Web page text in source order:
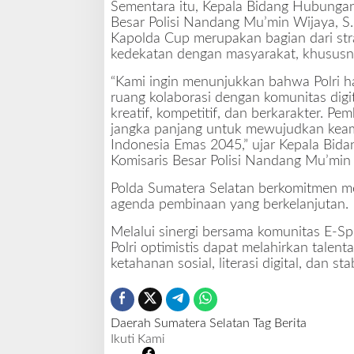
Sementara itu, Kepala Bidang
Besar Polisi Nandang Mu’min Wijaya,
Kapolda Cup merupakan bagian dari
kedekatan dengan masyarakat,
“Kami ingin menunjukkan bahwa Polri
ruang kolaborasi dengan komunitas
kreatif, kompetitif, dan berkarakter.
jangka panjang untuk mewujudkan
Indonesia Emas 2045,” ujar Kepala
Komisaris Besar Polisi Nandang
Polda Sumatera Selatan berkomitmen
agenda pembinaan yang berkelanjutan.
Melalui sinergi bersama komunitas E-
Polri optimistis dapat melahirkan
ketahanan sosial, literasi digital, dan
Daerah Sumatera Selatan Tag Berita
Ikuti Kami